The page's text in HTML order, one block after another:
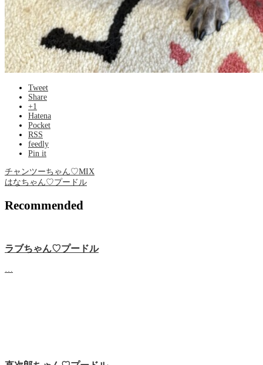
Tweet
Share
+1
Hatena
Pocket
RSS
feedly
Pin it
チャンツーちゃん♡MIX
はなちゃん♡プードル
Recommended
ラブちゃん♡プードル